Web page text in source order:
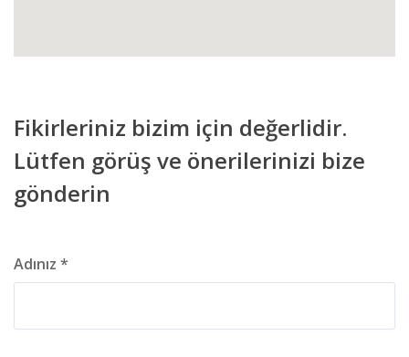
Fikirleriniz bizim için değerlidir.
Lütfen görüş ve önerilerinizi bize
gönderin
Adınız *